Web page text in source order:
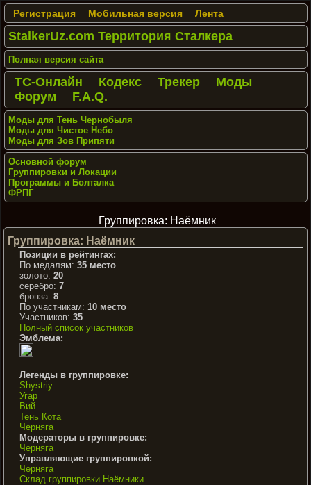
Регистрация Мобильная версия Лента
StalkerUz.com Территория Сталкера
Полная версия сайта
ТС-Онлайн Кодекс Трекер
Моды
Форум
F.A.Q.
Моды для Тень Чернобыля
Моды для Чистое Небо
Моды для Зов Припяти
Основной форум
Группировки и Локации
Программы и Болталка
ФРПГ
Группировка: Наёмник
Группировка: Наёмник
Позиции в рейтингах:
По медалям: 35 место
золото: 20
серебро: 7
бронза: 8
По участникам: 10 место
Участников: 35
Полный список участников
Эмблема:
Легенды в группировке:
Shystriy
Угар
Вий
Тень Кота
Черняга
Модераторы в группировке:
Черняга
Управляющие группировкой:
Черняга
Склад группировки Наёмники